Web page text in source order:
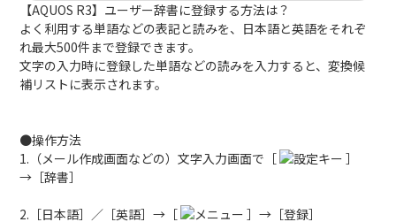
【AQUOS R3】ユーザー辞書に登録する方法は？
よく利用する単語などの表記と読みを、日本語と英語をそれぞ
れ最大500件まで登録できます。
文字の入力時に登録した単語などの読みを入力すると、変換候
補リストに表示されます。
●操作方法
1.（メール作成画面などの）文字入力画面で［
］
→［辞書］
2.［日本語］／［英語］→［
］→［登録］